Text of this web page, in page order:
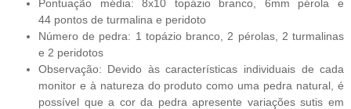
Pontuação média: 8x10 topázio branco, 6mm pérola e
44 pontos de turmalina e peridoto
Número de pedra: 1 topázio branco, 2 pérolas, 2 turmalinas
e 2 peridotos
Observação: Devido às características individuais de cada
monitor e à natureza do produto como uma pedra natural, é
possível que a cor da pedra apresente variações sutis em